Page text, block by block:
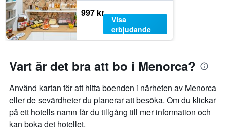
997 kr
Visa
erbjudande
Vart är det bra att bo i Menorca?
Använd kartan för att hitta boenden i närheten av Menorca
eller de sevärdheter du planerar att besöka. Om du klickar
på ett hotells namn får du tillgång till mer information och
kan boka det hotellet.